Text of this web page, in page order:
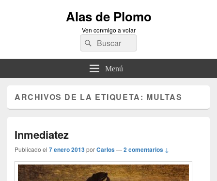
Alas de Plomo
Ven conmigo a volar
Buscar
por:
Buscar
Menú
ARCHIVOS DE LA ETIQUETA: MULTAS
Inmediatez
Publicado el 7 enero 2013porCarlos—2 comentarios ↓